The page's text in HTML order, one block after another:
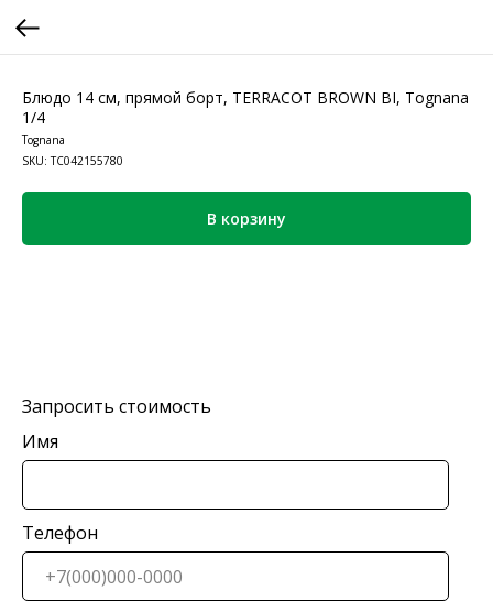
Блюдо 14 см, прямой борт, TERRACOT BROWN BI, Tognana
1/4
Tognana
SKU:TC042155780
В корзину
Запросить стоимость
Имя
Телефон